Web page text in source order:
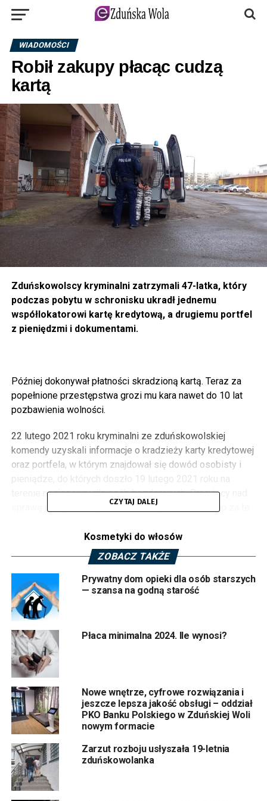
WIADOMOŚCI
Robił zakupy płacąc cudzą
kartą
Zduńskowolscy kryminalni zatrzymali 47-latka, który
podczas pobytu w schronisku ukradł jednemu
współlokatorowi kartę kredytową, a drugiemu portfel
z pieniędzmi i dokumentami.
Później dokonywał płatności skradzioną kartą. Teraz za
popełnione przestępstwa grozi mu kara nawet do 10 lat
pozbawienia wolności.
22 lutego 2021 roku kryminalni ze zduńskowolskiej
komendy uzyskali informacje o kradzieży karty kredytowej
oraz portfela, w którym znajdował się dowód osobisty i
pieniądze, do których doszło 19 lutego 2021 roku na
terenie noclegowni dla osób bezdomnych. Pracujący nad
sprawą policjanci szybko ustalili odpowiedzialnego za te
Okazał się nim być 47- letni zduńskowolanin, który został
zatrzymany 23 lutego 2021 roku. Mężczyzna dokonał
kradzieży wykorzystując moment nieuwagi dwóch
CZYTAJ DALEJ
Kosmetyki do włosów
ZOBACZ TAKŻE
Prywatny dom opieki dla osób starszych
— szansa na godną starość
Płaca minimalna 2024. Ile wynosi?
Nowe wnętrze, cyfrowe rozwiązania i
jeszcze lepsza jakość obsługi – oddział
PKO Banku Polskiego w Zduńskiej Woli
nowym formacie
Zarzut rozboju usłyszała 19-letnia
zduńskowolanka